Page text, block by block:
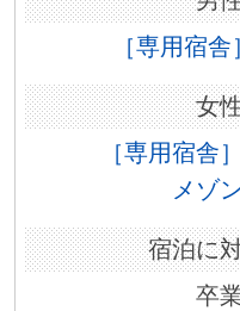
［専用宿
［専用宿舎
メゾ
卒